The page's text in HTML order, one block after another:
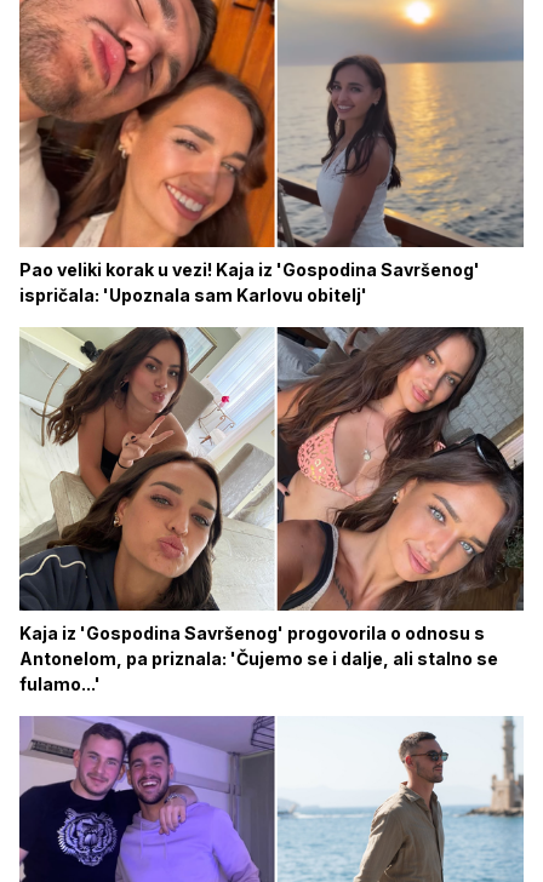
Pao veliki korak u vezi! Kaja iz 'Gospodina Savršenog'
ispričala: 'Upoznala sam Karlovu obitelj'
Kaja iz 'Gospodina Savršenog' progovorila o odnosu s
Antonelom, pa priznala: 'Čujemo se i dalje, ali stalno se
fulamo...'